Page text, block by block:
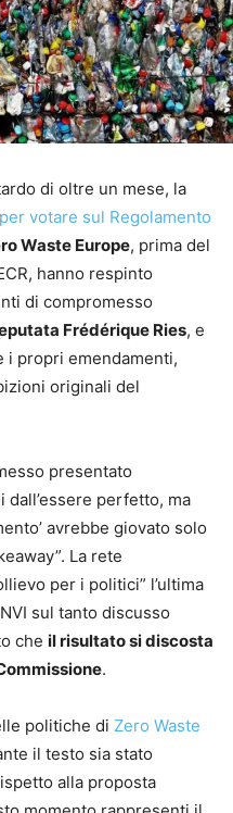
di oltre un mese, la
votare sul Regolamento
Waste Europe, prima del
hanno respinto
di compromesso
Frédérique Ries, e
i propri emendamenti,
originali del
presentato
dall’essere perfetto, ma
avrebbe giovato solo
La rete
per i politici” l’ultima
sul tanto discusso
che il risultato si discosta
.
politiche di Zero Waste
il testo sia stato
alla proposta